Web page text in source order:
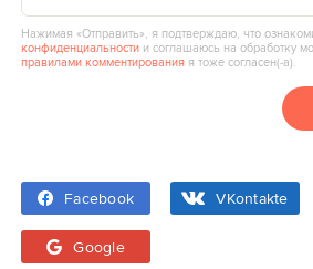
Нажимая «Отправить», я подтверждаю, что
конфиденциальности и соглашаюсь на обработку
правилами комментирования я тоже согласен(‑а).
Facebook VKontakte
Google